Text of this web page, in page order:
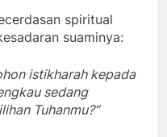
spiritual
suaminya:
istikharah kepada
sedang
Tuhanmu?”